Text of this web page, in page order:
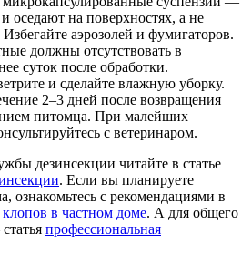
оседают на поверхностях, а не
аэрозолей и фумигаторов.
должны отсутствовать в
суток после обработки.
и сделайте влажную уборку.
2–3 дней после возвращения
питомца. При малейших
с ветеринаром.
дезинсекции читайте в статье
. Если вы планируете
ознакомьтесь с рекомендациями в
клопов в частном доме. А для общего
профессиональная